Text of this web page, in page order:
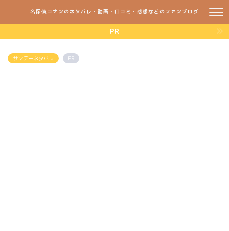
名探偵コナンのネタバレ・動画・口コミ・感想などのファンブログ
PR
サンデーネタバレ PR